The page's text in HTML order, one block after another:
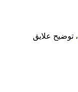
، توضیح علایق